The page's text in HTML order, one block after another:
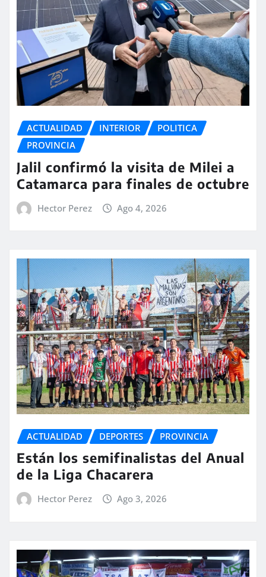
ACTUALIDAD INTERIOR
POLITICA
PROVINCIA
Jalil confirmó la visita de Milei a
Catamarca para finales de octubre
Hector Perez Ago 4, 2026
ACTUALIDAD DEPORTES PROVINCIA
Están los semifinalistas del Anual
de la Liga Chacarera
Hector Perez Ago 3, 2026